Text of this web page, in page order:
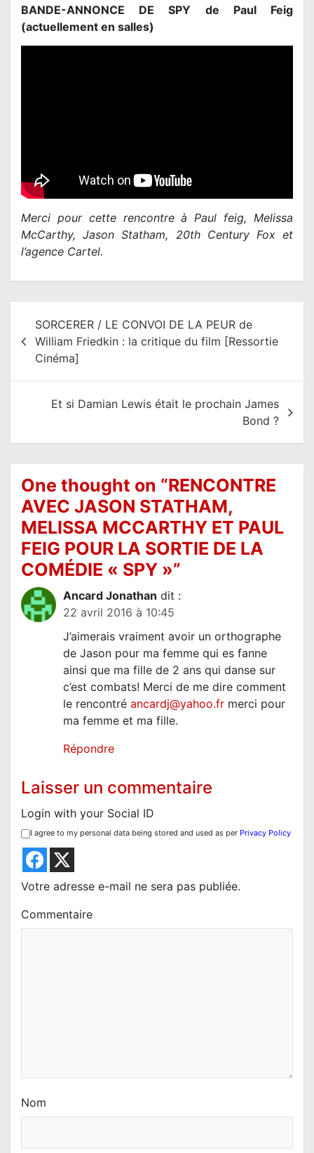
BANDE-ANNONCE DE SPY de Paul Feig
(actuellement en salles)
Merci pour cette rencontre à Paul feig, Melissa
McCarthy, Jason Statham, 20th Century Fox et
l’agence Cartel.
i
t
SORCERER / LE CONVOI DE LA PEUR de
William Friedkin : la critique du film [Ressortie
Cinéma]
Et si Damian Lewis était le prochain James
Bond ?
One thought on “RENCONTRE
AVEC JASON STATHAM,
MELISSA MCCARTHY ET PAUL
FEIG POUR LA SORTIE DE LA
COMÉDIE « SPY »”
Ancard Jonathan dit :
22 avril 2016 à 10:45
J’aimerais vraiment avoir un orthographe
de Jason pour ma femme qui es fanne
ainsi que ma fille de 2 ans qui danse sur
c’est combats! Merci de me dire comment
le rencontré ancardj@yahoo.fr merci pour
ma femme et ma fille.
Répondre
Laisser un commentaire
Login with your Social ID
I agree to my personal data being stored and used as per Privacy Policy
Votre adresse e-mail ne sera pas publiée.
Commentaire
Nom